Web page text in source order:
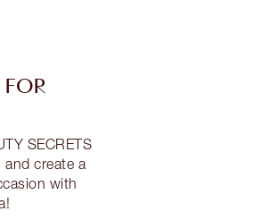
FOR
SECRETS
and create a
with